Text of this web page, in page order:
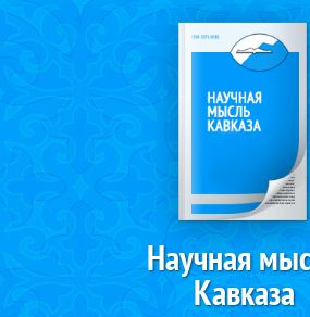
Научная
Кавказа